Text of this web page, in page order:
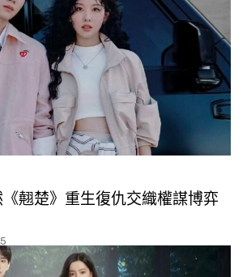
翹楚》重生復仇交織權謀博弈